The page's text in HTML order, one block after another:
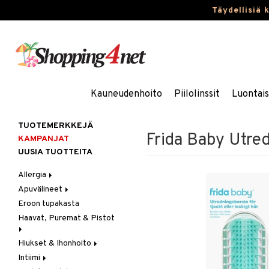
Täydellisiä
Kauneudenhoito Piilolinssit
Frida Baby
TUOTEMERKKEJÄ
KAMPANJAT
UUSIA TUOTTEITA
Allergia
Nenäsuihkeet
Silmätipat
Apuvälineet
Hygienia
Kävely & Seisominen
Saa kiinni & Ylety
Eroon tupakasta
Haavat, Puremat & Pistot
Ensiapu
Haavat
Hiukset & Ihonhoito
Erityistuotteet
Intiimi